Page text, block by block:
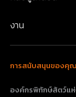
งาน
การสนับสนุนของคุณ
องค์กรพิทักษ์สัตว์แห่